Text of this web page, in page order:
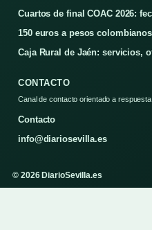
Cuartos de final COAC 2026:
150 euros a pesos
Caja Rural de Jaén: servicios,
CONTACTO
Canal de contacto orientado a
Contacto
info@diariosevilla.es
© 2026 DiarioSevilla.es